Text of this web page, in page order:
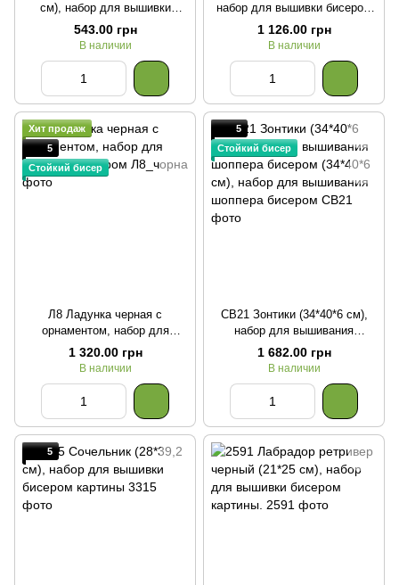
см), набор для вышивки
бисером картины
543.00 грн
В наличии
набор для вышивки бисером
картины
1 126.00 грн
В наличии
Хит продаж
5
Стойкий бисер
Л8 Ладунка черная с
орнаментом, набор для
вышивки бисером
1 320.00 грн
В наличии
5
Стойкий бисер
СВ21 Зонтики (34*40*6 см),
набор для вышивания
шоппера бисером (34*40*6
см), набор для вышивания
1 682.00 грн
В наличии
5